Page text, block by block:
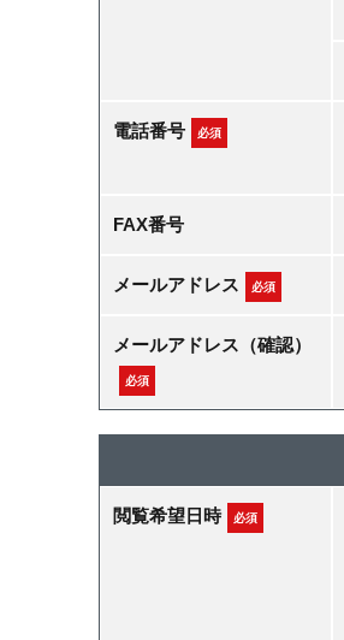
電話番号 必須
FAX番号
メールアドレス 必須
メールアドレス（確認）
必須
閲覧希望日時 必須